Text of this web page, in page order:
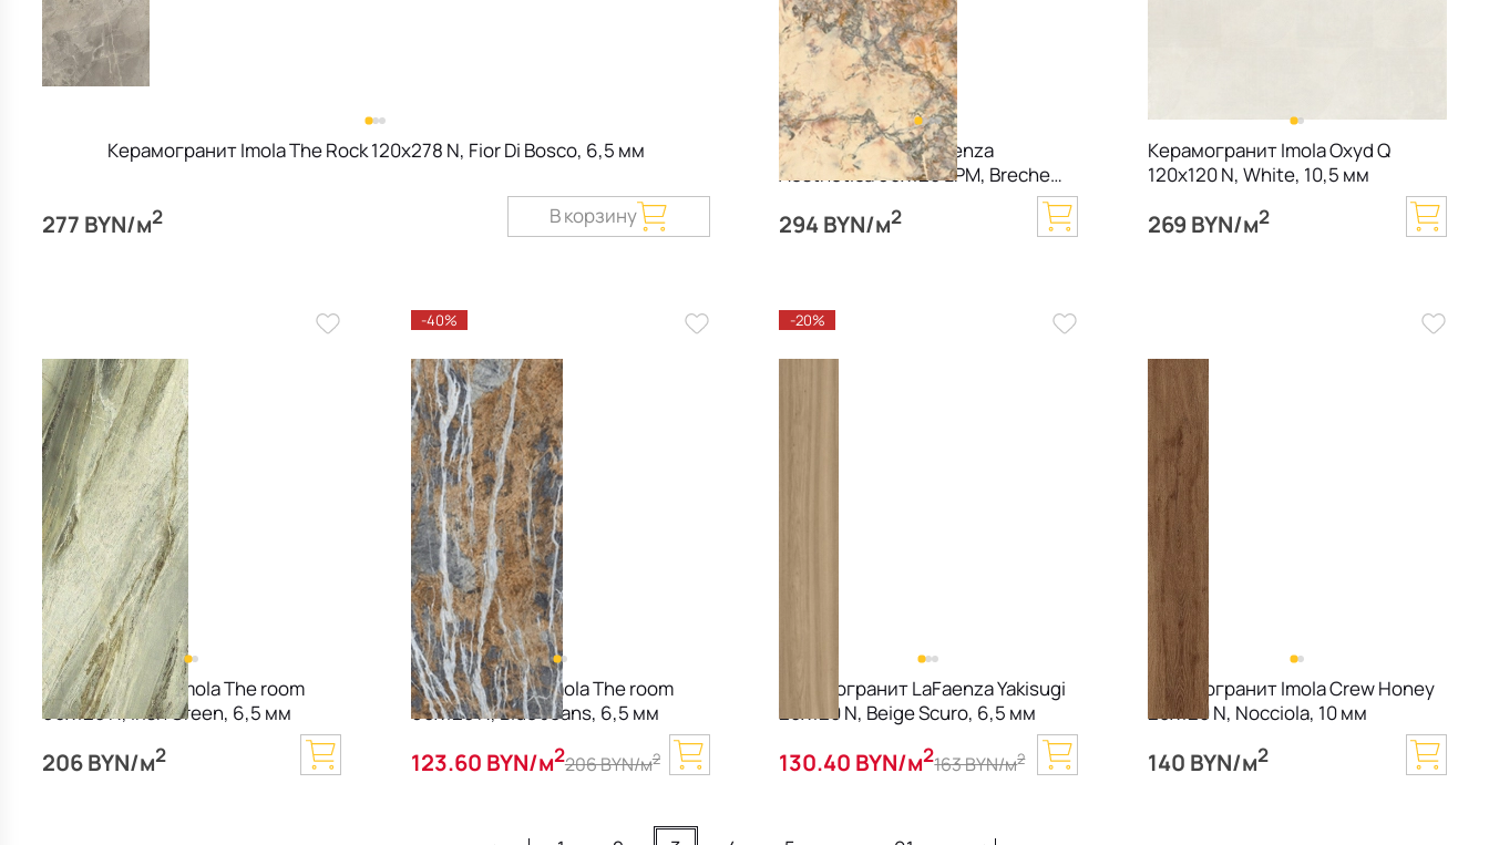
Керамогранит Imola The Rock 120х278 N, Fior Di Bosco, 6,5 мм
277 BYN/м2 В корзину
Керамогранит LaFaenza
Aesthetica 60х120 LPM, Breche
294 BYN/м2
Керамогранит Imola Oxyd Q
120х120 N, White, 10,5 мм
269 BYN/м2
Керамогранит Imola The room
60х120 N, Irish Green, 6,5 мм
206 BYN/м2
-40%
Керамогранит Imola The room
60х120 N, Blue Jeans, 6,5 мм
123.60 BYN/м2206 BYN/м2
-20%
Керамогранит LaFaenza Yakisugi
20х120 N, Beige Scuro, 6,5 мм
130.40 BYN/м2163 BYN/м2
Керамогранит Imola Crew Honey
20х120 N, Nocciola, 10 мм
140 BYN/м2